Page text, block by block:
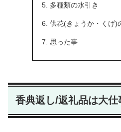
多種類の水引き
供花(きょうか・くげ)
思った事
香典返し/返礼品は大